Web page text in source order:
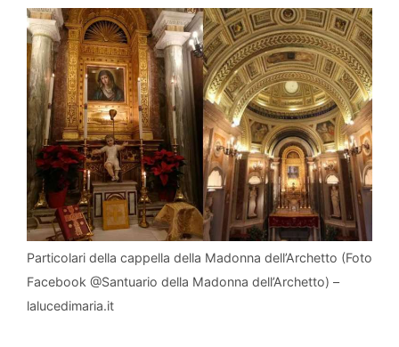
Particolari della cappella della Madonna dell’Archetto (Foto
Facebook @Santuario della Madonna dell’Archetto) –
lalucedimaria.it